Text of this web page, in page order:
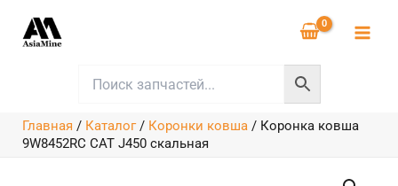
содержимому
Главная / Каталог/ Коронки ковша / Коронка ковша
9W8452RC CAT J450 скальная